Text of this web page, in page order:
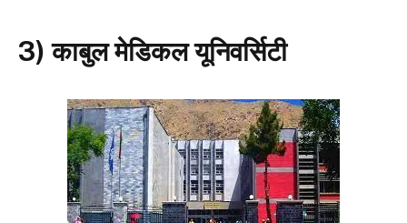
3) काबुल मेडिकल यूनिवर्सिटी